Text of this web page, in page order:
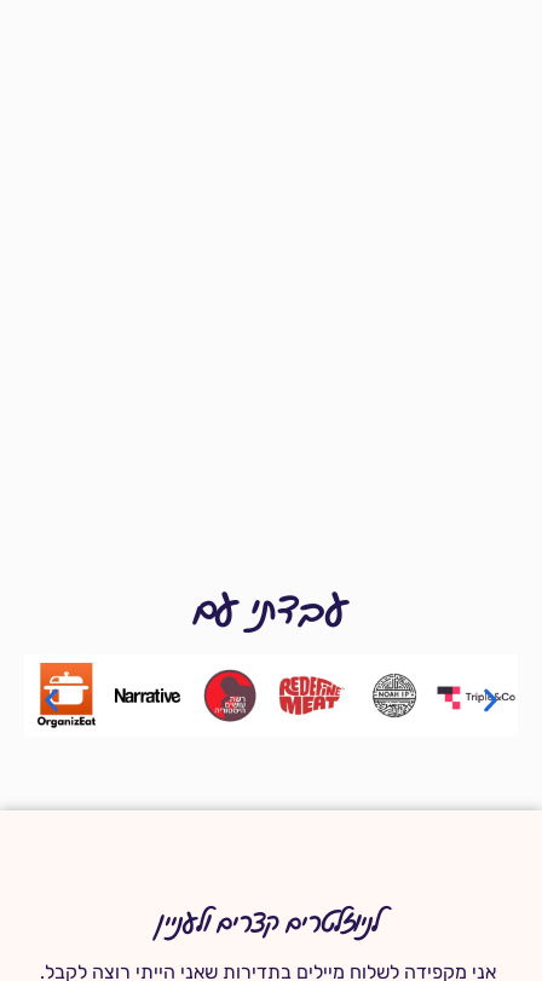
עבדתי עם
לניוזלטרים קצרים ולעניין
אני מקפידה לשלוח מיילים בתדירות שאני הייתי רוצה לקבל.